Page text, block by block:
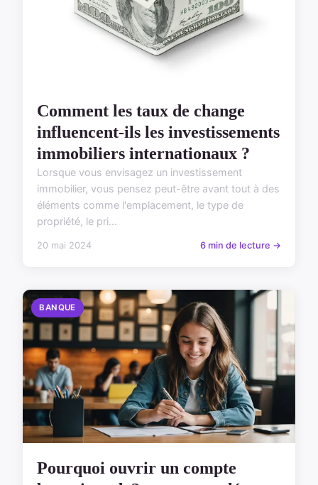
Comment les taux de change
influencent-ils les investissements
immobiliers internationaux ?
Lorsque vous envisagez un investissement
immobilier, vous pensez peut-être avant tout à des
éléments comme l'emplacement, le type de
propriété, le pri...
20 mai 2024 6 min de lecture →
BANQUE
Pourquoi ouvrir un compte